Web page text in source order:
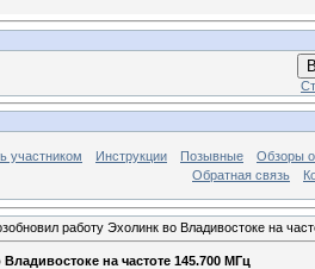
участником Инструкции Позывные
Обзоры
Обратная связь
работу Эхолинк во Владивостоке на
на частоте 145.700 МГц